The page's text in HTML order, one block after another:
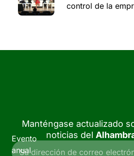
control de la
Evento
anual
Manténgase actualizado
noticias del